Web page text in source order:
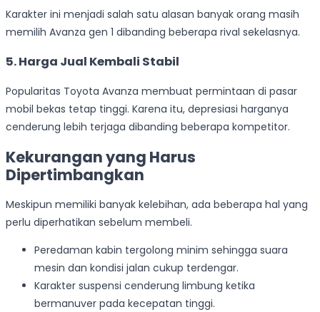
Karakter ini menjadi salah satu alasan banyak orang masih
memilih Avanza gen 1 dibanding beberapa rival sekelasnya.
5. Harga Jual Kembali Stabil
Popularitas Toyota Avanza membuat permintaan di pasar
mobil bekas tetap tinggi. Karena itu, depresiasi harganya
cenderung lebih terjaga dibanding beberapa kompetitor.
Kekurangan yang Harus
Dipertimbangkan
Meskipun memiliki banyak kelebihan, ada beberapa hal yang
perlu diperhatikan sebelum membeli.
Peredaman kabin tergolong minim sehingga suara
mesin dan kondisi jalan cukup terdengar.
Karakter suspensi cenderung limbung ketika
bermanuver pada kecepatan tinggi.